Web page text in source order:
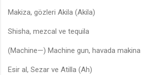
Makiza, gözleri Akila (Akila)
Shisha, mezcal ve tequila
(Machine—) Machine gun, havada makina
Esir al, Sezar ve Atilla (Ah)